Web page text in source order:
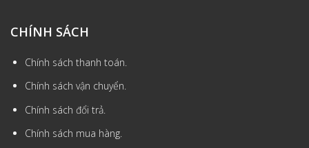
CHÍNH SÁCH
Chính sách thanh toán.
Chính sách vận chuyển.
Chính sách đổi trả.
Chính sách mua hàng.